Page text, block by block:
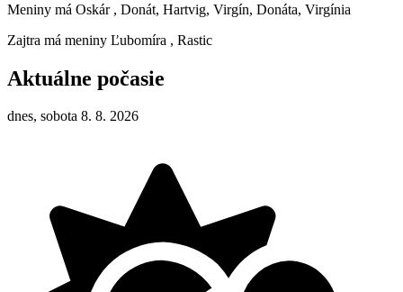
Meniny má Oskár , Donát, Hartvig, Virgín, Donáta, Virgínia
Zajtra má meniny Ľubomíra , Rastic
Aktuálne počasie
dnes, sobota 8. 8. 2026